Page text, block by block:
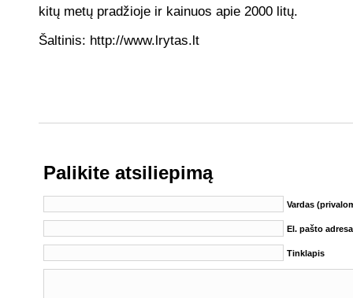
kitų metų pradžioje ir kainuos apie 2000 litų.
Šaltinis: http://www.lrytas.lt
Palikite atsiliepimą
Vardas
El. pašto
Tinklapis